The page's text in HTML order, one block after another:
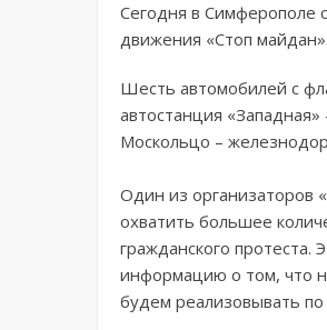
Сегодня в Симферополе
движения «Стоп майдан».
Шесть автомобилей с
автостанция
Москольцо –
Один из организаторов
охватить большее
гражданского протеста.
информацию о том, что
будем реализовывать по